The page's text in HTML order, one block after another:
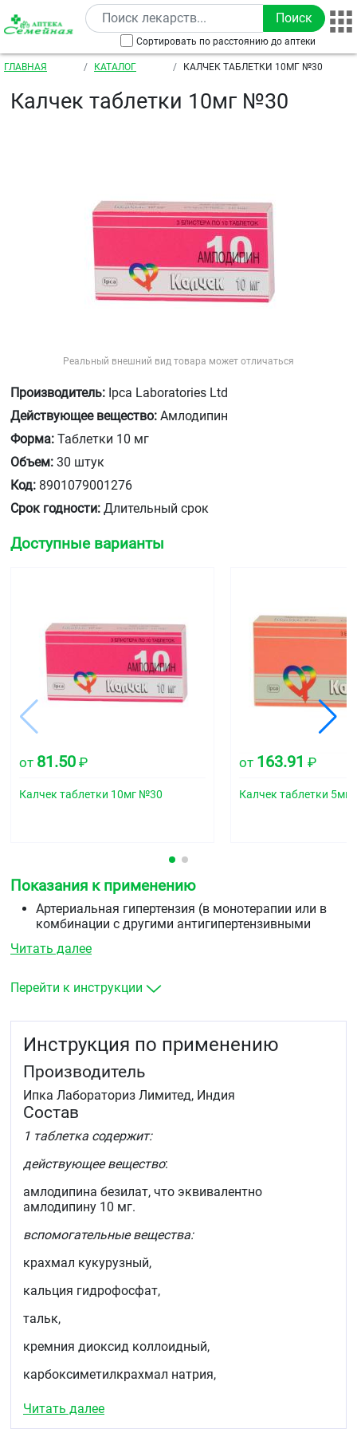
Перейти к основному содержанию
Сортировать по расстоянию до аптеки
Строка навигации
ГЛАВНАЯ КАТАЛОГ КАЛЧЕК ТАБЛЕТКИ 10МГ №30
Калчек таблетки 10мг №30
Реальный внешний вид товара может отличаться
Производитель: Ipca Laboratories Ltd
Действующее вещество: Амлодипин
Форма: Таблетки 10 мг
Объем: 30 штук
Код: 8901079001276
Срок годности: Длительный срок
Доступные варианты
от 81.50 ₽
Калчек таблетки 10мг №30
от 163.91 ₽
Калчек таблетки 5мг
Показания к применению
Артериальная гипертензия (в монотерапии или в
комбинации с другими антигипертензивными
стабильная стенокардия напряжения,
Принцметала) (в ионотерапии или в комбинации с
Читать далее
Перейти к инструкции
Инструкция по применению
Производитель
Ипка Лабораториз Лимитед, Индия
Состав
1 таблетка содержит:
действующее вещество:
амлодипина безилат, что эквивалентно
амлодипину 10 мг.
вспомогательные вещества:
крахмал кукурузный,
кальция гидрофосфат,
тальк,
кремния диоксид коллоидный,
карбоксиметилкрахмал натрия,
магния стеарат.
Читать далее